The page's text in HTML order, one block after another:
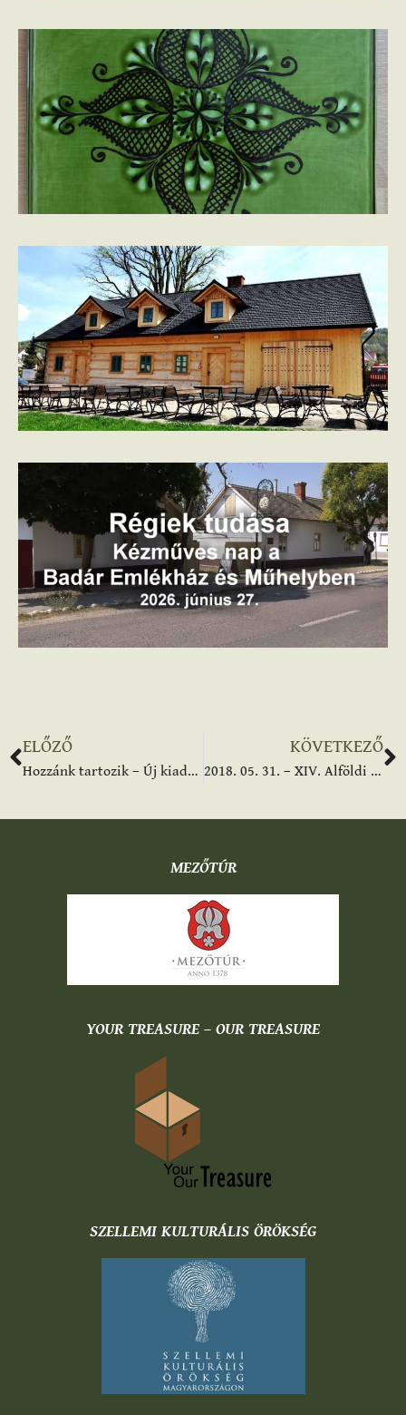
ELŐZŐ
Hozzánk tartozik – Új kiadvány bemutatója
KÖVETKEZŐ
2018. 05. 31. – XIV. Alföldi Fazekas Triennálé Mezőtúron – videó
MEZŐTÚR
YOUR TREASURE – OUR TREASURE
SZELLEMI KULTURÁLIS ÖRÖKSÉG